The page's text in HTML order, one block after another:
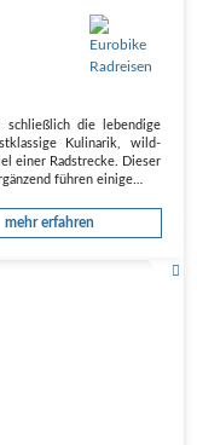
schließlich die lebendige
Kulinarik, wild-
einer Radstrecke. Dieser
führen einige…
mehr erfahren